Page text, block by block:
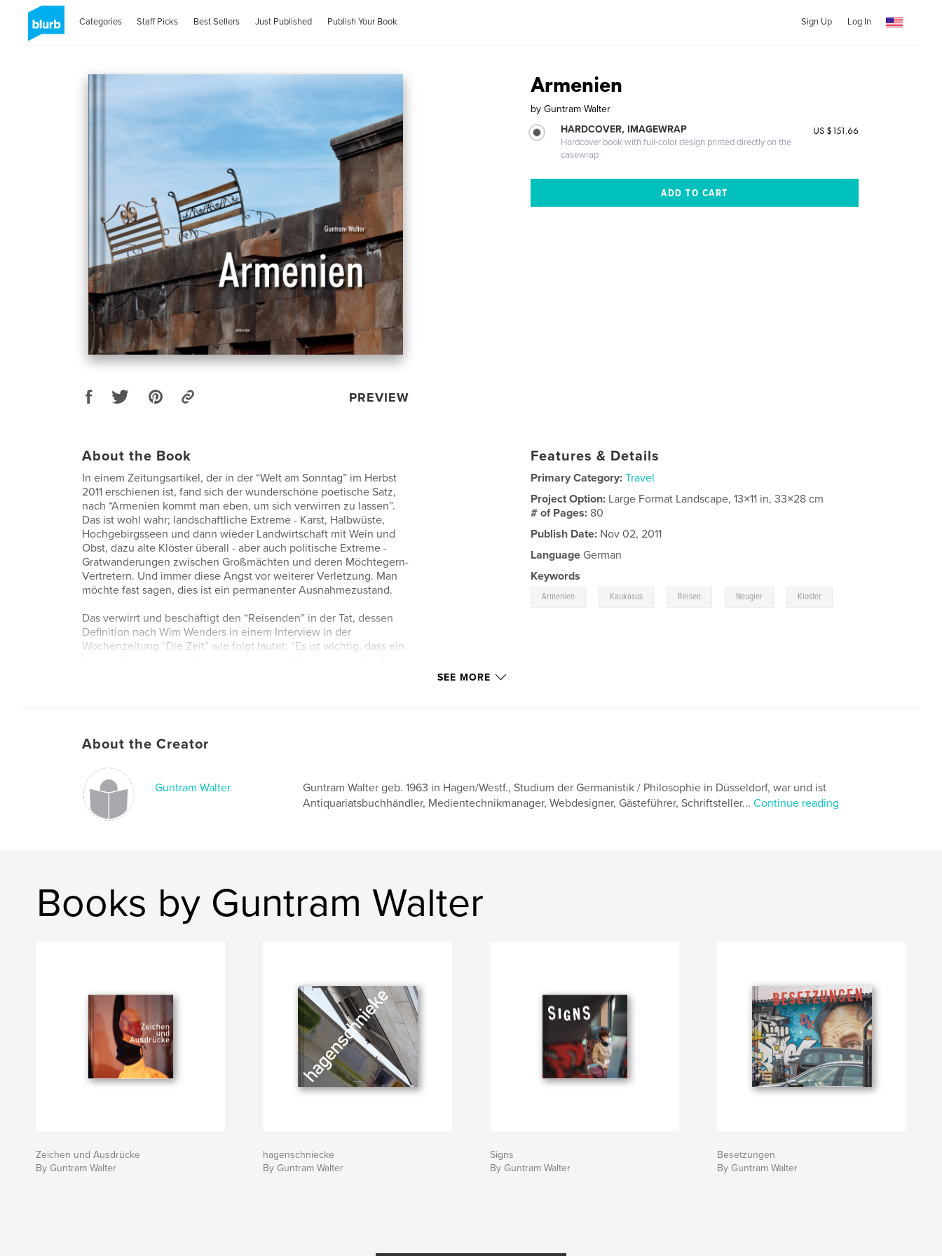
Categories Staff Picks Best Sellers Just Published Publish Your Book Sign Up Log In
PREVIEW
Armenien
by Guntram Walter
HARDCOVER, IMAGEWRAP
Hardcover book with full-color design printed directly on the
casewrap
US $151.66
About the Book
In einem Zeitungsartikel, der in der “Welt am Sonntag” im Herbst
2011 erschienen ist, fand sich der wunderschöne poetische Satz,
nach “Armenien kommt man eben, um sich verwirren zu lassen”.
Das ist wohl wahr; landschaftliche Extreme - Karst, Halbwüste,
Hochgebirgsseen und dann wieder Landwirtschaft mit Wein und
Obst, dazu alte Klöster überall - aber auch politische Extreme -
Gratwanderungen zwischen Großmächten und deren Möchtegern-
Vertretern. Und immer diese Angst vor weiterer Verletzung. Man
möchte fast sagen, dies ist ein permanenter Ausnahmezustand.
Das verwirrt und beschäftigt den “Reisenden” in der Tat, dessen
Definition nach Wim Wenders in einem Interview in der
Wochenzeitung “Die Zeit” wie folgt lautet: “Es ist wichtig, dass ein
Author website
http://www.gunwalt.de/blog/
Features & Details
Primary Category: Travel
Project Option: Large Format Landscape, 13×11 in, 33×28 cm
# of Pages: 80
Publish Date: Nov 02, 2011
Language German
Keywords
Armenien Kaukasus Reisen Neugier Kloster
SEE MORE
About the Creator
Guntram Walter
Guntram Walter geb. 1963 in Hagen/Westf., Studium der Germanistik / Philosophie in Düsseldorf, war und ist
Antiquariatsbuchhändler, Medientechnikmanager, Webdesigner, Gästeführer, Schriftsteller... Continue reading
Books by Guntram Walter
Zeichen und Ausdrücke
By Guntram Walter
hagenschniecke
By Guntram Walter
Signs
By Guntram Walter
Besetzungen
By Guntram Walter